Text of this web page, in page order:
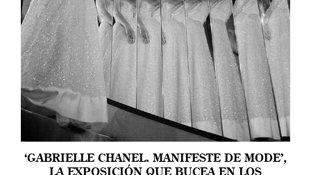
‘GABRIELLE CHANEL. MANIFESTE DE MODE’,